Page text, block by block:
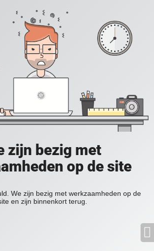
zijn bezig met
op de site
We zijn bezig met werkzaamheden op de
en zijn binnenkort terug.